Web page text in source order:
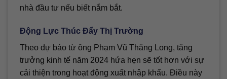
nhà đầu tư nếu biết nắm bắt.
Động Lực Thúc Đẩy Thị Trường
Theo dự báo từ ông Phạm Vũ Thăng Long, tăng
trưởng kinh tế năm 2024 hứa hẹn sẽ tốt hơn với sự
cải thiện trong hoạt động xuất nhập khẩu. Điều này